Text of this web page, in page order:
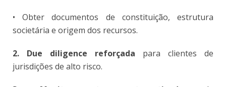
• Obter documentos de constituição, estrutura
societária e origem dos recursos.
2. Due diligence reforçada para clientes de
jurisdições de alto risco.